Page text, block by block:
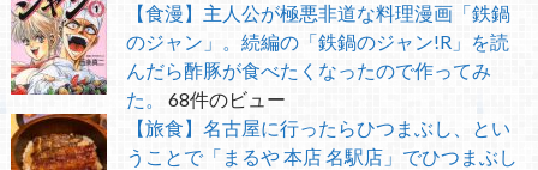
【食漫】主人公が極悪非道な料理漫画「鉄鍋
のジャン」。続編の「鉄鍋のジャン!R」を読
んだら酢豚が食べたくなったので作ってみ
た。
68件のビュー
【旅食】名古屋に行ったらひつまぶし、とい
うことで「まるや 本店 名駅店」でひつまぶし